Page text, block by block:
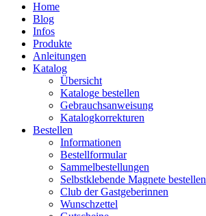
Home
Blog
Infos
Produkte
Anleitungen
Katalog
Übersicht
Kataloge bestellen
Gebrauchsanweisung
Katalogkorrekturen
Bestellen
Informationen
Bestellformular
Sammelbestellungen
Selbstklebende Magnete bestellen
Club der Gastgeberinnen
Wunschzettel